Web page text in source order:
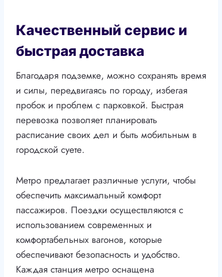
Качественный сервис и
быстрая доставка
Благодаря подземке, можно сохранять время
и силы, передвигаясь по городу, избегая
пробок и проблем с парковкой. Быстрая
перевозка позволяет планировать
расписание своих дел и быть мобильным в
городской суете.
Метро предлагает различные услуги, чтобы
обеспечить максимальный комфорт
пассажиров. Поездки осуществляются с
использованием современных и
комфортабельных вагонов, которые
обеспечивают безопасность и удобство.
Каждая станция метро оснащена